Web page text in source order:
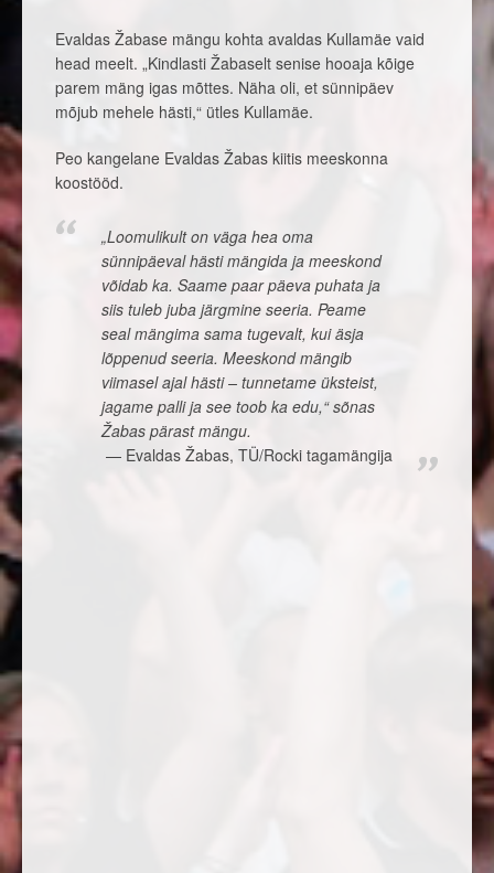
Evaldas Žabase mängu kohta avaldas Kullamäe vaid
head meelt. „Kindlasti Žabaselt senise hooaja kõige
parem mäng igas mõttes. Näha oli, et sünnipäev
mõjub mehele hästi,“ ütles Kullamäe.
Peo kangelane Evaldas Žabas kiitis meeskonna
koostööd.
„Loomulikult on väga hea oma
sünnipäeval hästi mängida ja meeskond
võidab ka. Saame paar päeva puhata ja
siis tuleb juba järgmine seeria. Peame
seal mängima sama tugevalt, kui äsja
lõppenud seeria. Meeskond mängib
viimasel ajal hästi – tunnetame üksteist,
jagame palli ja see toob ka edu,“ sõnas
Žabas pärast mängu.
Evaldas Žabas, TÜ/Rocki tagamängija